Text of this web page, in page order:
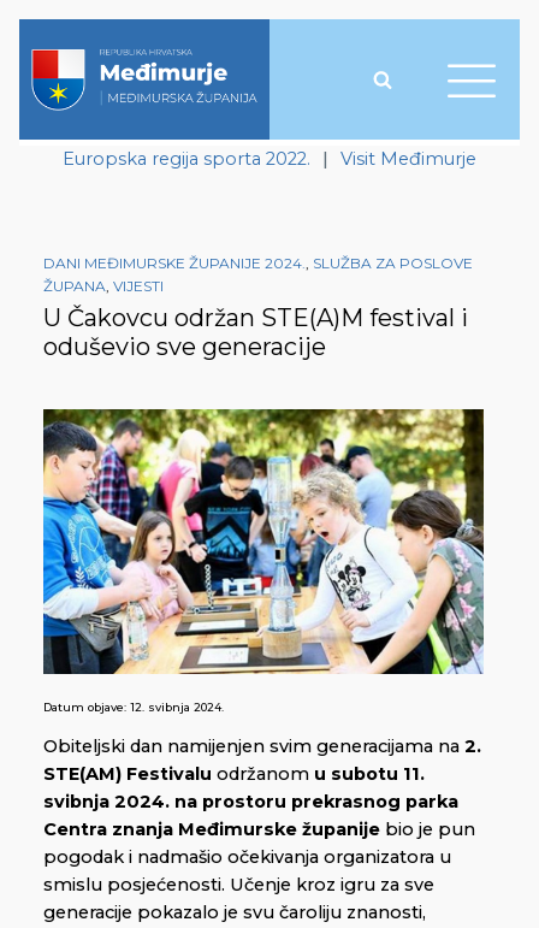
Europska regija sporta 2022. | Visit Međimurje
DANI MEĐIMURSKE ŽUPANIJE 2024., SLUŽBA ZA POSLOVE
ŽUPANA, VIJESTI
U Čakovcu održan STE(A)M festival i
oduševio sve generacije
Datum objave: 12. svibnja 2024.
Obiteljski dan namijenjen svim generacijama na 2.
STE(AM) Festivalu održanom u subotu 11.
svibnja 2024. na prostoru prekrasnog parka
Centra znanja Međimurske županije bio je pun
pogodak i nadmašio očekivanja organizatora u
smislu posjećenosti. Učenje kroz igru za sve
generacije pokazalo je svu čaroliju znanosti,